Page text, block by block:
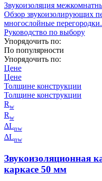
Звукоизоляция
Обзор звукоизолирующих
многослойные
Руководство по выбору
Упорядочить по:
По популярности
Упорядочить по:
Цене
Цене
Толщине конструкции
Толщине конструкции
Rw
Rw
ΔLnw
ΔLnw
Звукоизоляционная
каркасе 50 мм